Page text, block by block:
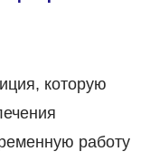
которую
работу